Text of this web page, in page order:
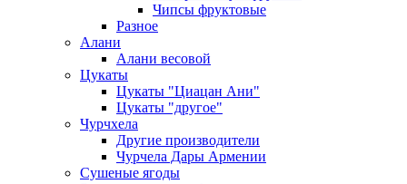
Чипсы фруктовые
Разное
Алани
Алани весовой
Цукаты
Цукаты "Циацан Ани"
Цукаты "другое"
Чурчхела
Другие производители
Чурчела Дары Армении
Сушеные ягоды